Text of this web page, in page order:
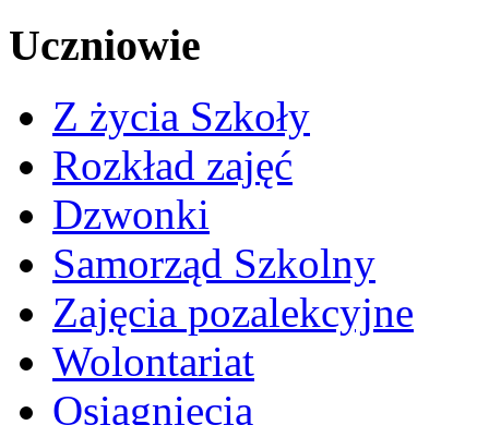
Uczniowie
Z życia Szkoły
Rozkład zajęć
Dzwonki
Samorząd Szkolny
Zajęcia pozalekcyjne
Wolontariat
Osiągnięcia